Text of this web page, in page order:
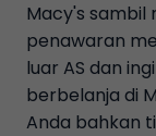
Macy's
penawaran
luar AS dan
berbelanja di
Anda bahkan